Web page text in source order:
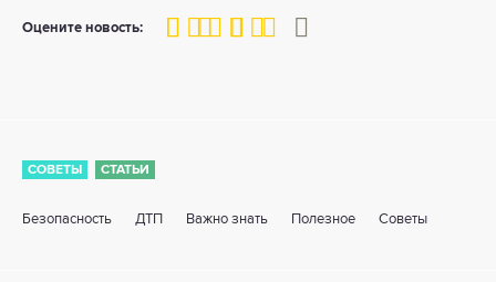
Оцените новость:
80
1 2 3 4 5
СОВЕТЫ СТАТЬИ
Безопасность ДТП Важно знать Полезное Советы